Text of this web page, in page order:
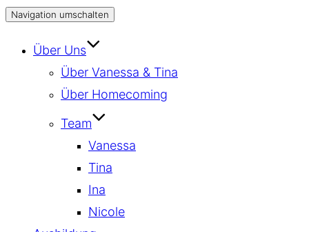
Navigation umschalten
Über Uns
Über Vanessa & Tina
Über Homecoming
Team
Vanessa
Tina
Ina
Nicole